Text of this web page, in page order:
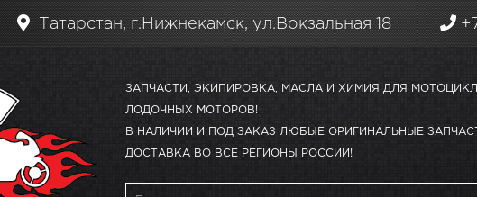
Татарстан, г.Нижнекамск, ул.Вокзальная 18
ЗАПЧАСТИ, ЭКИПИРОВКА, МАСЛА И ХИМИЯ ДЛЯ
ЛОДОЧНЫХ МОТОРОВ!
В НАЛИЧИИ И ПОД ЗАКАЗ ЛЮБЫЕ ОРИГИНАЛЬНЫЕ
ДОСТАВКА ВО ВСЕ РЕГИОНЫ РОССИИ!